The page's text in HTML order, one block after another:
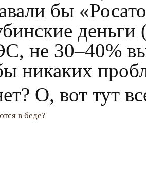
бы
деньги
не 30–40%
никаких
О, вот тут